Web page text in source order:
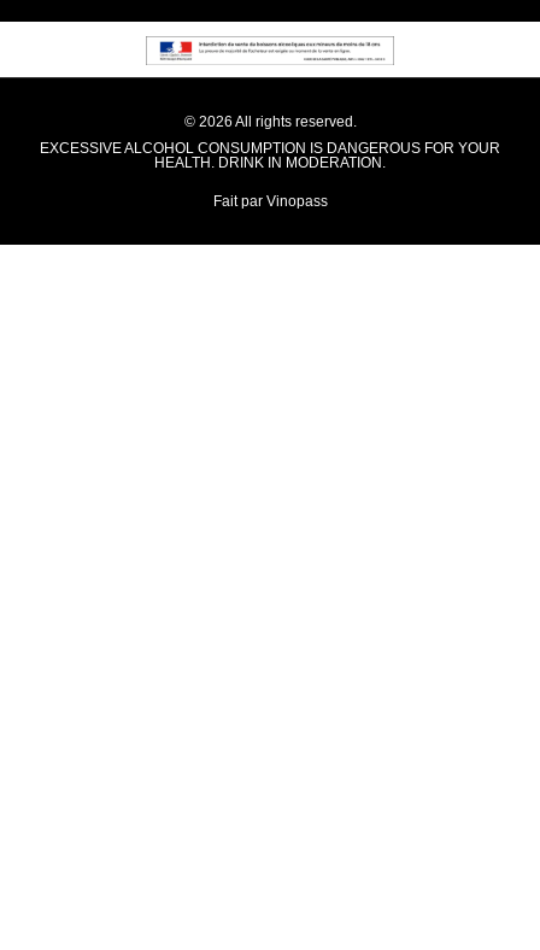
© 2026 All rights reserved.
EXCESSIVE ALCOHOL CONSUMPTION IS DANGEROUS FOR YOUR
HEALTH. DRINK IN MODERATION.
Fait par Vinopass